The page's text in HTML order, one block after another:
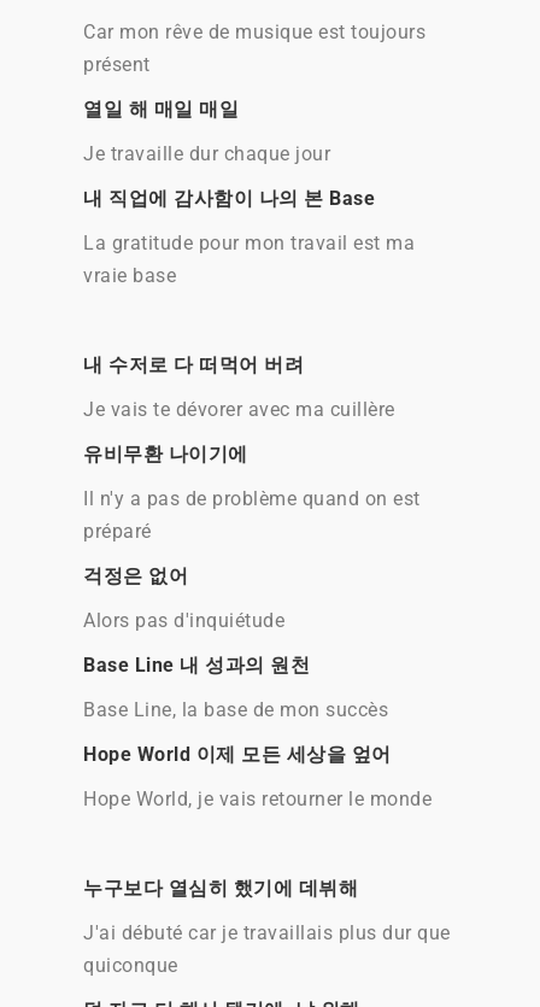
Car mon rêve de musique est toujours
présent
열일 해 매일 매일
Je travaille dur chaque jour
내 직업에 감사함이 나의 본 Base
La gratitude pour mon travail est ma
vraie base
내 수저로 다 떠먹어 버려
Je vais te dévorer avec ma cuillère
유비무환 나이기에
Il n'y a pas de problème quand on est
préparé
걱정은 없어
Alors pas d'inquiétude
Base Line 내 성과의 원천
Base Line, la base de mon succès
Hope World 이제 모든 세상을 엎어
Hope World, je vais retourner le monde
누구보다 열심히 했기에 데뷔해
J'ai débuté car je travaillais plus dur que
quiconque